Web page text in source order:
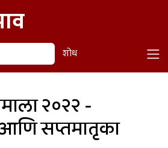
शोध
२०२२ -
सप्तमातृका